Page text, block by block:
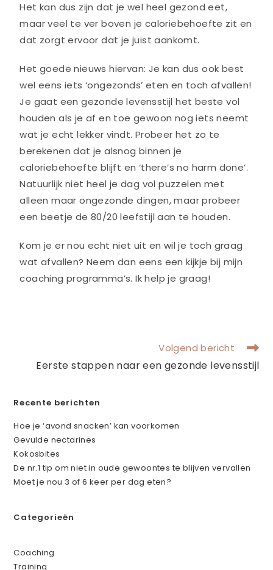
Het kan dus zijn dat je wel heel gezond eet,
maar veel te ver boven je caloriebehoefte zit en
dat zorgt ervoor dat je juist aankomt.
Het goede nieuws hiervan: Je kan dus ook best
wel eens iets ‘ongezonds’ eten en toch afvallen!
Je gaat een gezonde levensstijl het beste vol
houden als je af en toe gewoon nog iets neemt
wat je echt lekker vindt. Probeer het zo te
berekenen dat je alsnog binnen je
caloriebehoefte blijft en ‘there’s no harm done’.
Natuurlijk niet heel je dag vol puzzelen met
alleen maar ongezonde dingen, maar probeer
een beetje de 80/20 leefstijl aan te houden.
Kom je er nou echt niet uit en wil je toch graag
wat afvallen? Neem dan eens een kijkje bij mijn
coaching programma’s. Ik help je graag!
Volgend bericht
Eerste stappen naar een gezonde levensstijl
Recente berichten
Hoe je ‘avond snacken’ kan voorkomen
Gevulde nectarines
Kokosbites
De nr.1 tip om niet in oude gewoontes te blijven vervallen
Moet je nou 3 of 6 keer per dag eten?
Categorieën
Coaching
Training